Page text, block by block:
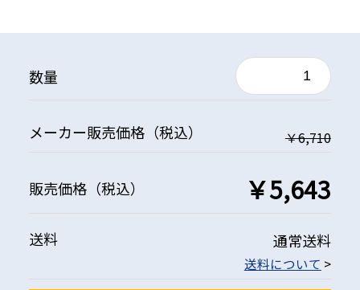
数量
メーカー販売価格（税込） ￥6,710
販売価格（税込） ￥5,643
送料 通常送料
送料について >